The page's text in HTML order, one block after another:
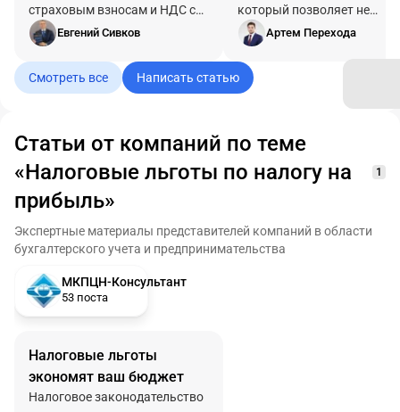
страховым взносам и НДС с
учетом актуальных
требований ФНС и Минцифры.
Евгений Сивков
который позволяет не
платить ни налог на
ни НДС, да ещё и
взносы платить по ставке
вместо 30%. И это не серая
Артем Перехода
Смотреть все Написать статью
Статьи от компаний по теме
«Налоговые льготы по налогу на
прибыль»
1
Экспертные материалы представителей компаний в области
бухгалтерского учета и предпринимательства
МКПЦН-Консультант
53 поста
Налоговые льготы
экономят ваш бюджет
Налоговое законодательство